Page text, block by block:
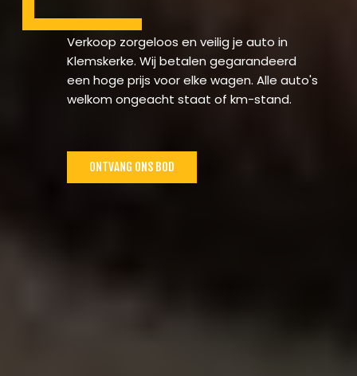
Verkoop zorgeloos en veilig je auto in
Klemskerke. Wij betalen gegarandeerd
een hoge prijs voor elke wagen. Alle auto's
welkom ongeacht staat of km-stand.
ONTVANG ONS BOD